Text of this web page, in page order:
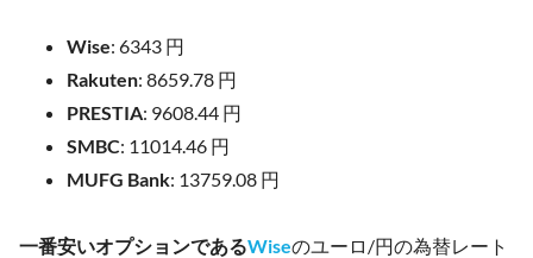
Wise: 6343 円
Rakuten: 8659.78 円
PRESTIA: 9608.44 円
SMBC: 11014.46 円
MUFG Bank: 13759.08 円
一番安いオプションであるWiseのユーロ/円の為替レート